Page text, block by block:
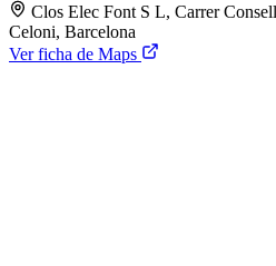
Clos Elec Font S L, Carrer
Celoni, Barcelona
Ver ficha de Maps